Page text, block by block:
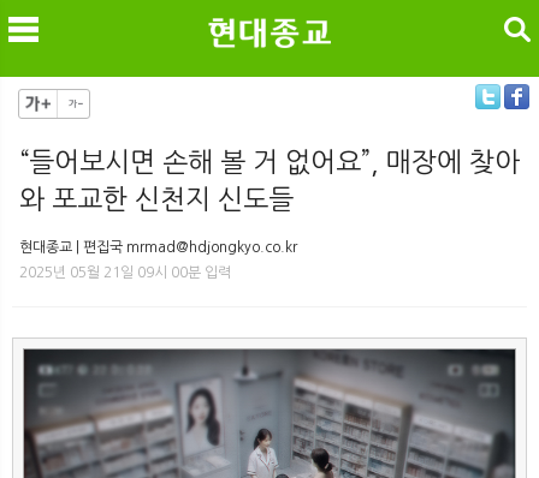
메
검색
“들어보시면 손해 볼 거 없어요”, 매장에 찾아
와 포교한 신천지 신도들
현대종교 | 편집국 mrmad@hdjongkyo.co.kr
2025년 05월 21일 09시 00분 입력